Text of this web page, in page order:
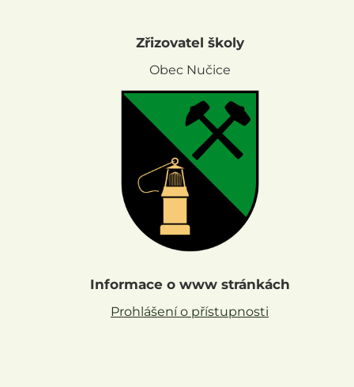
Zřizovatel školy
Obec Nučice
Informace o www stránkách
Prohlášení o přístupnosti